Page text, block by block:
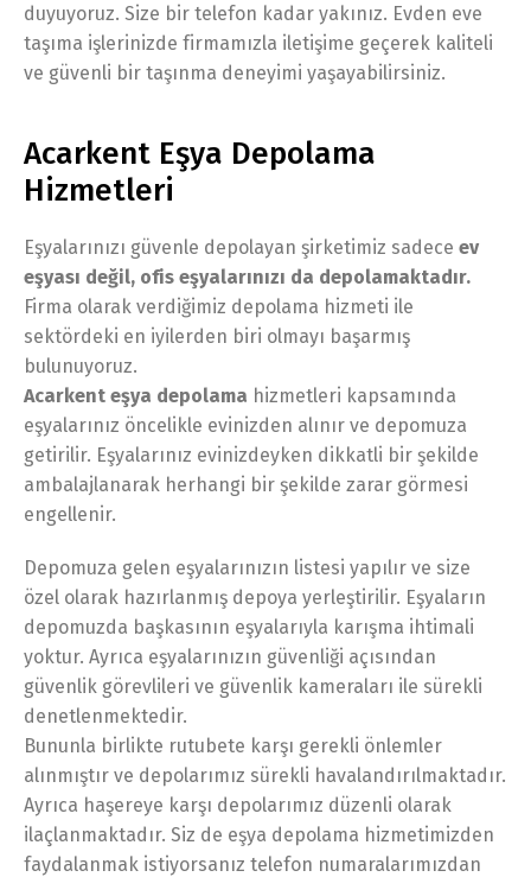
duyuyoruz. Size bir telefon kadar yakınız. Evden eve
taşıma işlerinizde firmamızla iletişime geçerek kaliteli
ve güvenli bir taşınma deneyimi yaşayabilirsiniz.
Acarkent Eşya Depolama
Hizmetleri
Eşyalarınızı güvenle depolayan şirketimiz sadece ev
eşyası değil, ofis eşyalarınızı da depolamaktadır.
Firma olarak verdiğimiz depolama hizmeti ile
sektördeki en iyilerden biri olmayı başarmış
bulunuyoruz.
Acarkent eşya depolama hizmetleri kapsamında
eşyalarınız öncelikle evinizden alınır ve depomuza
getirilir. Eşyalarınız evinizdeyken dikkatli bir şekilde
ambalajlanarak herhangi bir şekilde zarar görmesi
engellenir.
Depomuza gelen eşyalarınızın listesi yapılır ve size
özel olarak hazırlanmış depoya yerleştirilir. Eşyaların
depomuzda başkasının eşyalarıyla karışma ihtimali
yoktur. Ayrıca eşyalarınızın güvenliği açısından
güvenlik görevlileri ve güvenlik kameraları ile sürekli
denetlenmektedir.
Bununla birlikte rutubete karşı gerekli önlemler
alınmıştır ve depolarımız sürekli havalandırılmaktadır.
Ayrıca haşereye karşı depolarımız düzenli olarak
ilaçlanmaktadır. Siz de eşya depolama hizmetimizden
faydalanmak istiyorsanız telefon numaralarımızdan